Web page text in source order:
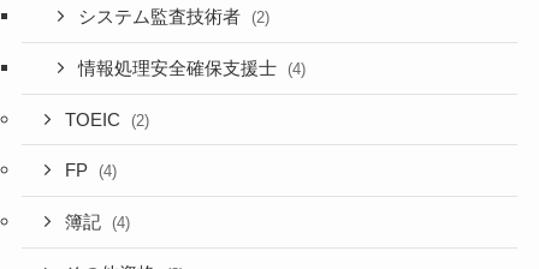
システム監査技術者 (2)
情報処理安全確保支援士 (4)
TOEIC (2)
FP (4)
簿記 (4)